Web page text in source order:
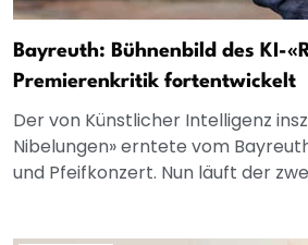
Bayreuth: Bühnenbild des KI-
Premierenkritik fortentwickelt
Der von Künstlicher Intelligenz
Nibelungen» erntete vom
und Pfeifkonzert. Nun läuft der